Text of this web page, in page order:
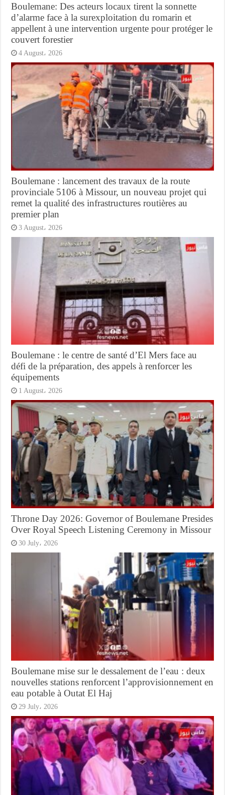
Boulemane: Des acteurs locaux tirent la sonnette
d’alarme face à la surexploitation du romarin et
appellent à une intervention urgente pour protéger le
couvert forestier
4 August، 2026
Boulemane : lancement des travaux de la route
provinciale 5106 à Missour, un nouveau projet qui
remet la qualité des infrastructures routières au
premier plan
3 August، 2026
Boulemane : le centre de santé d’El Mers face au
défi de la préparation, des appels à renforcer les
équipements
1 August، 2026
Throne Day 2026: Governor of Boulemane Presides
Over Royal Speech Listening Ceremony in Missour
30 July، 2026
Boulemane mise sur le dessalement de l’eau : deux
nouvelles stations renforcent l’approvisionnement en
eau potable à Outat El Haj
29 July، 2026